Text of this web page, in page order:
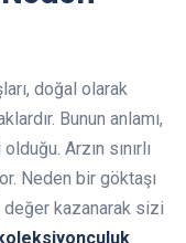
doğal olarak
Bunun anlamı,
Arzın sınırlı
Neden bir göktaşı
değer kazanarak sizi